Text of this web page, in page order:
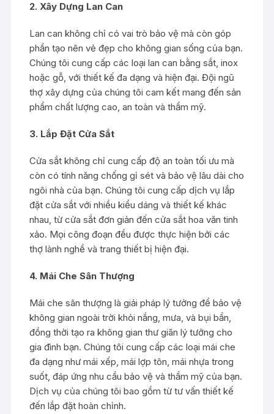
2. Xây Dựng Lan Can
Lan can không chỉ có vai trò bảo vệ mà còn góp
phần tạo nên vẻ đẹp cho không gian sống của bạn.
Chúng tôi cung cấp các loại lan can bằng sắt, inox
hoặc gỗ, với thiết kế đa dạng và hiện đại. Đội ngũ
thợ xây dựng của chúng tôi cam kết mang đến sản
phẩm chất lượng cao, an toàn và thẩm mỹ.
3. Lắp Đặt Cửa Sắt
Cửa sắt không chỉ cung cấp độ an toàn tối ưu mà
còn có tính năng chống gỉ sét và bảo vệ lâu dài cho
ngôi nhà của bạn. Chúng tôi cung cấp dịch vụ lắp
đặt cửa sắt với nhiều kiểu dáng và thiết kế khác
nhau, từ cửa sắt đơn giản đến cửa sắt hoa văn tinh
xảo. Mọi công đoạn đều được thực hiện bởi các
thợ lành nghề và trang thiết bị hiện đại.
4. Mái Che Sân Thượng
Mái che sân thượng là giải pháp lý tưởng để bảo vệ
không gian ngoài trời khỏi nắng, mưa, và bụi bẩn,
đồng thời tạo ra không gian thư giãn lý tưởng cho
gia đình bạn. Chúng tôi cung cấp các loại mái che
đa dạng như mái xếp, mái lợp tôn, mái nhựa trong
suốt, đáp ứng nhu cầu bảo vệ và thẩm mỹ của bạn.
Dịch vụ của chúng tôi bao gồm từ tư vấn thiết kế
đến lắp đặt hoàn chỉnh.